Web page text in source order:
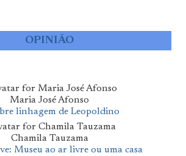
OPINIÃO
Maria José Afonso
linhagem de Leopoldino
Chamila Tauzama
Museu ao ar livre ou uma casa